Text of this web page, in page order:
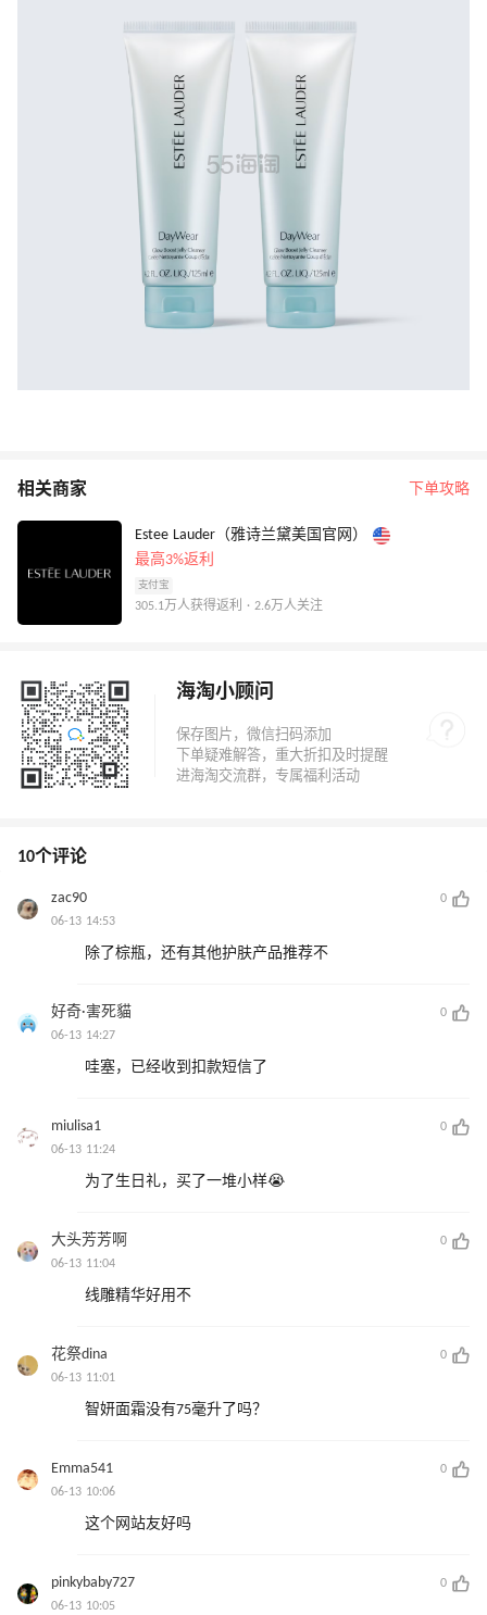
相关商家 下单攻略
Estee Lauder（雅诗兰黛美国官网）
最高3%返利
支付宝
305.1万人获得返利 · 2.6万人关注
海淘小顾问
10个评论
zac90
0
06-13 14:53
除了棕瓶，还有其他护肤产品推荐不
好奇·害死貓
0
06-13 14:27
哇塞，已经收到扣款短信了
miulisa1
0
06-13 11:24
为了生日礼，买了一堆小样😭
大头芳芳啊
0
06-13 11:04
线雕精华好用不
花祭dina
0
06-13 11:01
智妍面霜没有75毫升了吗？
Emma541
0
06-13 10:06
这个网站友好吗
pinkybaby727
0
06-13 10:05